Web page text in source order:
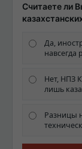
Считаете ли
Да,
навсегда
Нет, НПЗ
лишь
Разницы